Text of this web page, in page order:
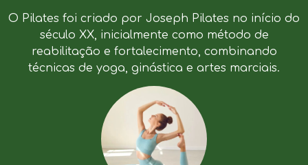
O Pilates foi criado por Joseph Pilates no início do
século XX, inicialmente como método de
reabilitação e fortalecimento, combinando
técnicas de yoga, ginástica e artes marciais.